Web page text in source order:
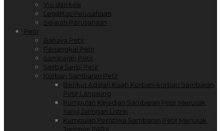
Visi dan Misi
Legalitas Perusahaan
Sejarah Perusahaan
Petir
Bahaya Petir
Penangkal Petir
Sambaran Petir
Serba Serbi Petir
Korban Sambaran Petir
Berikut Adalah Kisah Korban-korban Sambaran
Petir Langsung
Kumpulan Kejadian Sambaran Petir Merusak
Yang Jaringan Listrik
Kumpulan Peristiwa Sambaran Petir Merusak
Jaringan PABX